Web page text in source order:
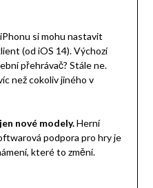
si mohu nastavit
(od iOS 14). Výchozí
přehrávač? Stále ne.
než cokoliv jiného v
nové modely.Herní
podpora pro hry je
které to změní.